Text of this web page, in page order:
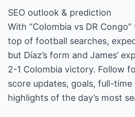
SEO outlook & prediction
With “Colombia vs DR
top of football searches,
but Díaz’s form and James’
2-1 Colombia victory. Follow
score updates, goals, full-time
highlights of the day’s most